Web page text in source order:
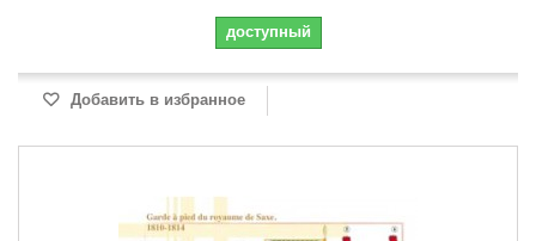
доступный
Добавить в избранное